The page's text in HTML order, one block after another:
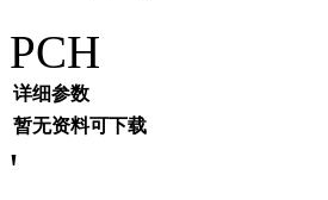
PCH
详细参数
暂无资料可下载
'